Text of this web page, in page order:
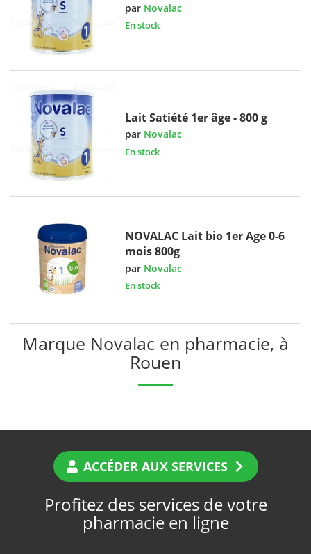
par Novalac
En stock
Lait Satiété 1er âge - 800 g
par Novalac
En stock
NOVALAC Lait bio 1er Age 0-6
mois 800g
par Novalac
En stock
Marque Novalac en pharmacie, à
Rouen
ACCÉDER AUX SERVICES
Profitez des services de votre
pharmacie en ligne